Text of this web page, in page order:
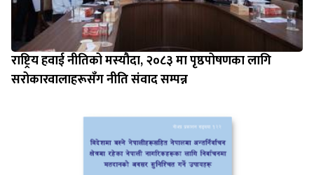
राष्ट्रिय हवाई नीतिको मस्यौदा, २०८३ मा पृष्ठपोषणका लागि
सरोकारवालाहरूसँग नीति संवाद सम्पन्न